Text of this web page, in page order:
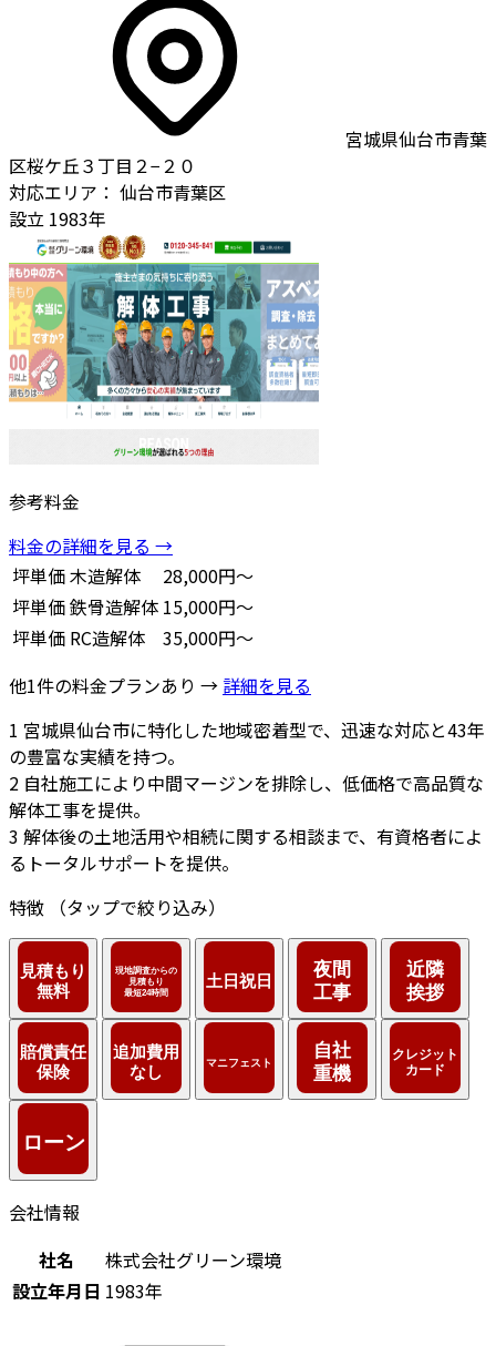
宮城県仙台市青葉
区桜ケ丘３丁目２−２０
対応エリア： 仙台市青葉区
設立 1983年
参考料金
料金の詳細を見る →
坪単価木造解体
28,000円～
坪単価鉄骨造解体 15,000円～
坪単価 RC造解体
35,000円～
他1件の料金プランあり → 詳細を見る
1 宮城県仙台市に特化した地域密着型で、迅速な対応と43年
の豊富な実績を持つ。
2 自社施工により中間マージンを排除し、低価格で高品質な
解体工事を提供。
3 解体後の土地活用や相続に関する相談まで、有資格者によ
るトータルサポートを提供。
特徴
（タップで絞り込み）
会社情報
社名
株式会社グリーン環境
設立年月日 1983年